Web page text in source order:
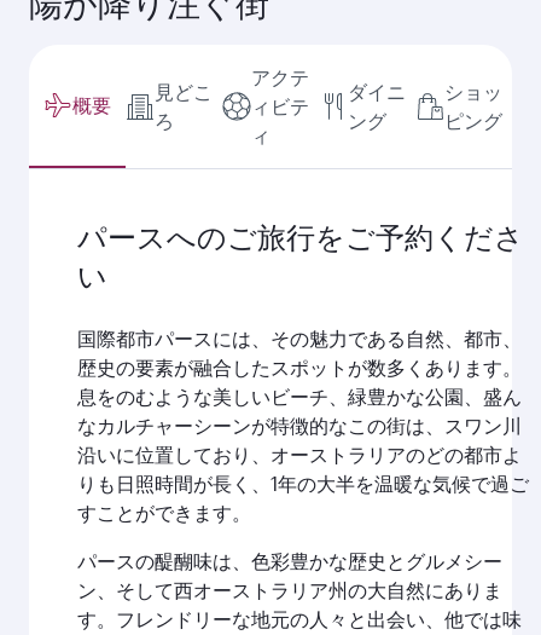
概要
見どこ
ろ
アクテ
ィビテ
ィ
ダイニ
ング
ショッ
ピング
パースへのご旅行をご予約くださ
い
国際都市パースには、その魅力である自然、都市、
歴史の要素が融合したスポットが数多くあります。
息をのむような美しいビーチ、緑豊かな公園、盛ん
なカルチャーシーンが特徴的なこの街は、スワン川
沿いに位置しており、オーストラリアのどの都市よ
りも日照時間が長く、1年の大半を温暖な気候で過ご
すことができます。
パースの醍醐味は、色彩豊かな歴史とグルメシー
ン、そして西オーストラリア州の大自然にありま
す。フレンドリーな地元の人々と出会い、他では味